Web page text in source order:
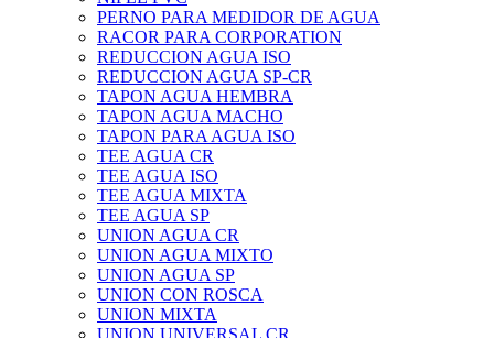
PERNO PARA MEDIDOR DE AGUA
RACOR PARA CORPORATION
REDUCCION AGUA ISO
REDUCCION AGUA SP-CR
TAPON AGUA HEMBRA
TAPON AGUA MACHO
TAPON PARA AGUA ISO
TEE AGUA CR
TEE AGUA ISO
TEE AGUA MIXTA
TEE AGUA SP
UNION AGUA CR
UNION AGUA MIXTO
UNION AGUA SP
UNION CON ROSCA
UNION MIXTA